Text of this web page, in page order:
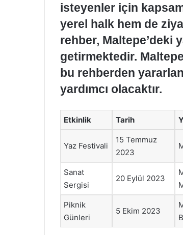
isteyenler için
yerel halk hem de
rehber, Maltepe’deki
getirmektedir.
bu rehberden
yardımcı olacaktır.
Etkinlik Tarih
Yaz Festivali
15 Temmuz
2023
Sanat
Sergisi
20 Eylül 2023
Piknik
Günleri
5 Ekim 2023